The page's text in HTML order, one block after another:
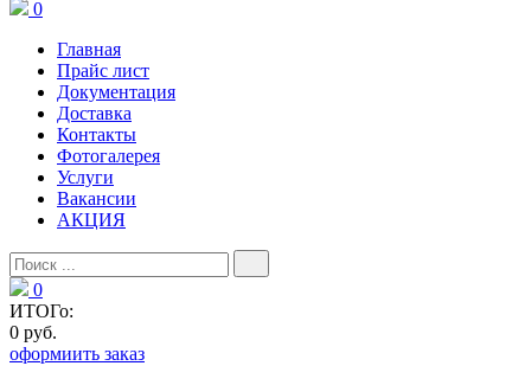
0
Главная
Прайс лист
Документация
Доставка
Контакты
Фотогалерея
Услуги
Вакансии
АКЦИЯ
0
ИТОГо:
0 руб.
оформиить заказ